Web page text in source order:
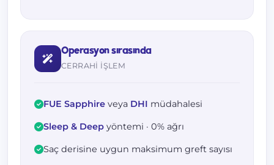
Operasyon sırasında
CERRAHI IŞLEM
FUE Sapphire veya DHI müdahalesi
Sleep & Deep yöntemi · 0% ağrı
Saç derisine uygun maksimum greft sayısı